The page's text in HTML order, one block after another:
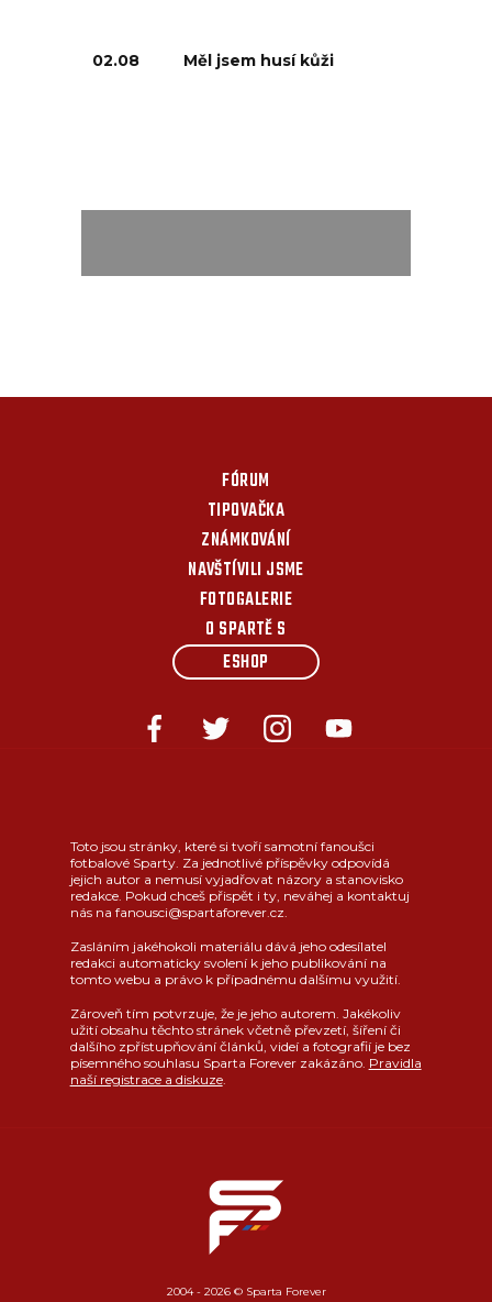
02.08 Měl jsem husí kůži
FÓRUM
TIPOVAČKA
ZNÁMKOVÁNÍ
NAVŠTÍVILI JSME
FOTOGALERIE
O SPARTĚ S
ESHOP
Toto jsou stránky, které si tvoří samotní fanoušci
fotbalové Sparty. Za jednotlivé příspěvky odpovídá
jejich autor a nemusí vyjadřovat názory a stanovisko
redakce. Pokud chceš přispět i ty, neváhej a kontaktuj
nás na fanousci@spartaforever.cz.
Zasláním jakéhokoli materiálu dává jeho odesílatel
redakci automaticky svolení k jeho publikování na
tomto webu a právo k případnému dalšímu využití.
Zároveň tím potvrzuje, že je jeho autorem. Jakékoliv
užití obsahu těchto stránek včetně převzetí, šíření či
dalšího zpřístupňování článků, videí a fotografií je bez
písemného souhlasu Sparta Forever zakázáno. Pravidla
naší registrace a diskuze.
2004 - 2026 © Sparta Forever